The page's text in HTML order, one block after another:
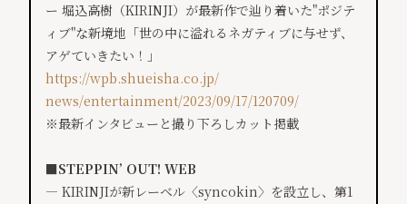
ー 堀込高樹（KIRINJI）が最新作で辿り着いた"ポジテ
ィブ"な新境地「世の中に溢れるネガティブに与せず、
アゲていきたい！」
https://wpb.shueisha.co.jp/
news/entertainment/2023/09/17/120709/
※最新インタビューと撮り下ろしカット掲載
■STEPPIN’ OUT! WEB
— KIRINJIが新レーベル〈syncokin〉を設立し、第1